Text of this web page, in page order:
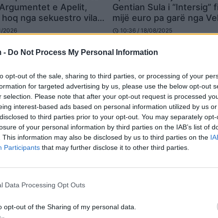
- Do Not Process My Personal Information
opt-out of the sale, sharing to third parties, or processing of your
for targeted advertising by us, please use the below opt-out
selection. Please note that after your opt-out request is processed
interest-based ads based on personal information utilized by us
to third parties prior to your opt-out. You may separately
of your personal information by third parties on the IAB’s list of
This information may also be disclosed by us to third parties on the
Participants that may further disclose it to other third parties.
Data Processing Opt Outs
opt-out of the Sharing of my personal data.
e Apelit,
hoq nga sekuestro vila e
Kryemadhit
2026
Gentian Sula i “Intersig”
mijë euro pa garë nga
schedule 10:36 / 18/08/2025
Gjykata e Lartë lë në fuqi
Kryemadhit